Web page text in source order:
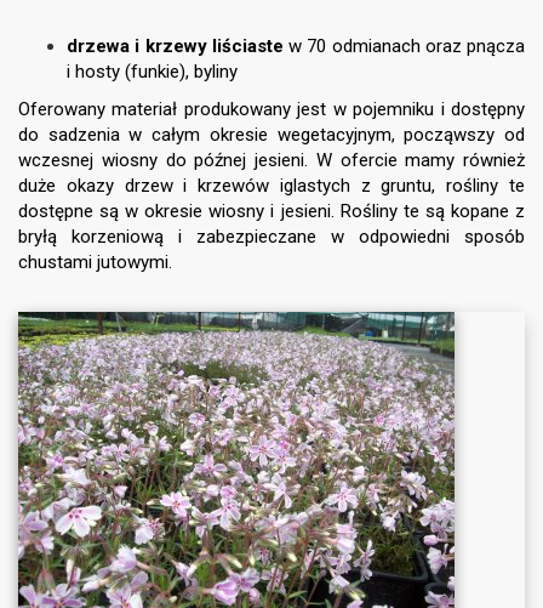
drzewa i krzewy liściaste w 70 odmianach oraz pnącza
i hosty (funkie), byliny
Oferowany materiał produkowany jest w pojemniku i dostępny
do sadzenia w całym okresie wegetacyjnym, począwszy od
wczesnej wiosny do późnej jesieni. W ofercie mamy również
duże okazy drzew i krzewów iglastych z gruntu, rośliny te
dostępne są w okresie wiosny i jesieni. Rośliny te są kopane z
bryłą korzeniową i zabezpieczane w odpowiedni sposób
chustami jutowymi.